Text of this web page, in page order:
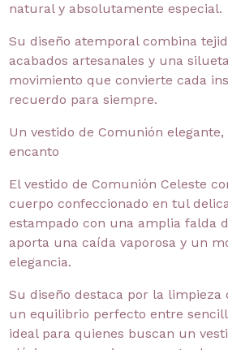
natural y absolutamente especial.
Su diseño atemporal combina
acabados artesanales y una
movimiento que convierte cada
recuerdo para siempre.
Un vestido de Comunión
encanto
El vestido de Comunión Celeste
cuerpo confeccionado en tul
estampado con una amplia falda
aporta una caída vaporosa y un
elegancia.
Su diseño destaca por la limpieza
un equilibrio perfecto entre
ideal para quienes buscan un